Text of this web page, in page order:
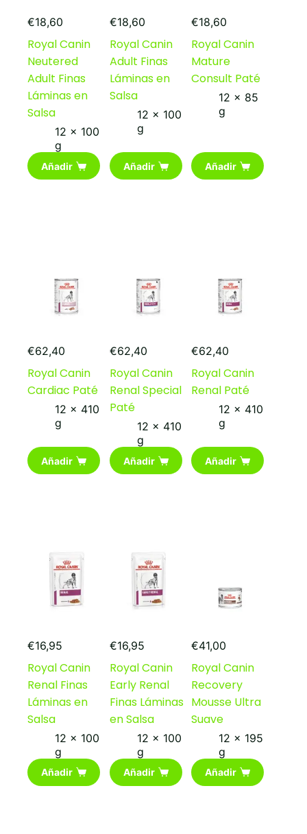
€18,60
Royal Canin
Neutered
Adult Finas
Láminas en
Salsa
12 x 100
g
Añadir
€18,60
Royal Canin
Adult Finas
Láminas en
Salsa
12 x 100
g
Añadir
€18,60
Royal Canin
Mature
Consult Paté
12 x 85
g
Añadir
€62,40
Royal Canin
Cardiac Paté
12 x 410
g
Añadir
€62,40
Royal Canin
Renal Special
Paté
12 x 410
g
Añadir
€62,40
Royal Canin
Renal Paté
12 x 410
g
Añadir
€16,95
Royal Canin
Renal Finas
Láminas en
Salsa
12 x 100
g
Añadir
€16,95
Royal Canin
Early Renal
Finas Láminas
en Salsa
12 x 100
g
Añadir
€41,00
Royal Canin
Recovery
Mousse Ultra
Suave
12 x 195
g
Añadir